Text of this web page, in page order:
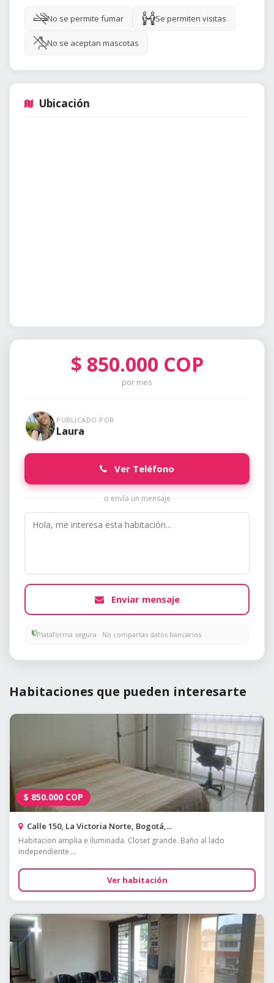
No se permite fumar Se permiten visitas
No se aceptan mascotas
Ubicación
$ 850.000 COP
por mes
PUBLICADO POR
Laura
Ver Teléfono
o envía un mensaje
Enviar mensaje
Plataforma segura · No compartas datos bancarios
Habitaciones que pueden interesarte
$ 850.000 COP
Calle 150, La Victoria Norte, Bogotá,...
Habitacion amplia e iluminada. Closet grande. Baño al lado
independiente....
Ver habitación